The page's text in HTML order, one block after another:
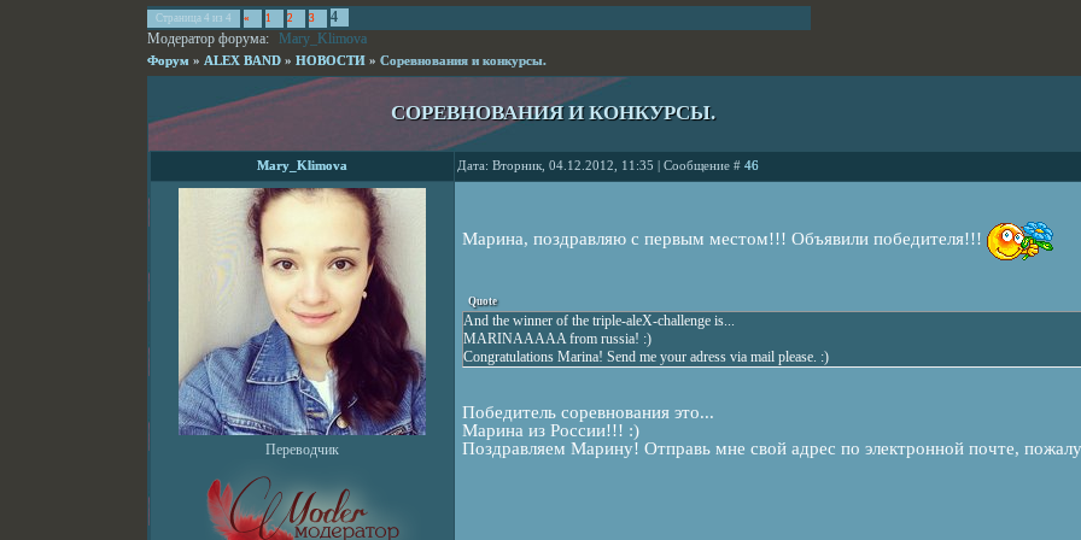
Страница 4 из 4 « 1 2 3
4
Модератор форума: Mary_Klimova
Форум » ALEX BAND » НОВОСТИ » Соревнования и конкурсы.
СОРЕВНОВАНИЯ И КОНКУРСЫ.
Mary_Klimova Дата: Вторник, 04.12.2012, 11:35 | Сообщение # 46
Переводчик
Марина, поздравляю с первым местом!!! Объявили победителя!!!
Quote
And the winner of the triple-aleX-challenge is...
MARINAAAAA from russia! :)
Congratulations Marina! Send me your adress via mail please. :)
Победитель соревнования это...
Марина из России!!! :)
Поздравляем Марину! Отправь мне свой адрес по электронной почте,